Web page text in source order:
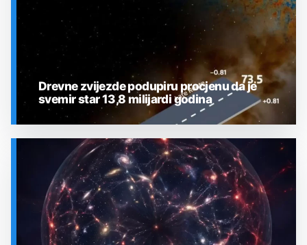
SVEMIR
Drevne zvijezde podupiru procjenu da je
svemir star 13,8 milijardi godina